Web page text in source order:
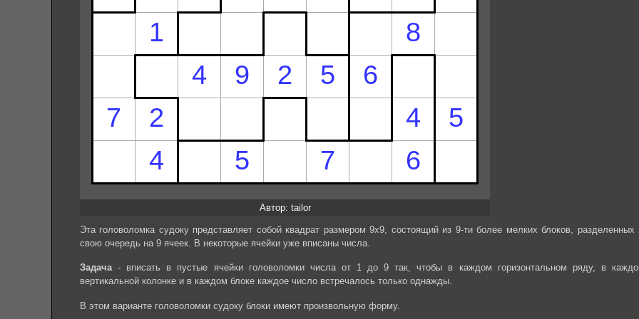
Автор: tailor
Эта головоломка судоку представляет собой квадрат размером 9х9, состоящий из 9-ти более мелких блоков, разделенных
свою очередь на 9 ячеек. В некоторые ячейки уже вписаны числа.
Задача- вписать в пустые ячейки головоломки числа от 1 до 9 так, чтобы в каждом горизонтальном ряду, в
вертикальной колонке и в каждом блоке каждое число встречалось только однажды.
В этом варианте головоломки судоку блоки имеют произвольную форму.